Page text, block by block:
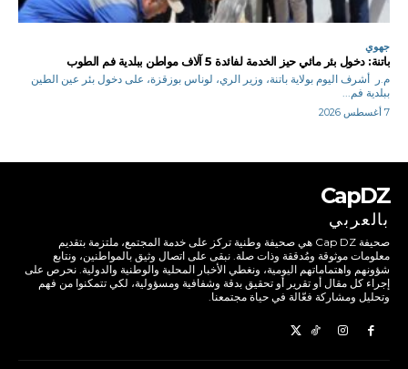
جهوي
باتنة: دخول بئر مائي حيز الخدمة لفائدة 5 آلاف مواطن ببلدية فم الطوب
م.ر أشرف اليوم بولاية باتنة، وزير الري، لوناس بوزقزة، على دخول بئر عين الطين
ببلدية فم...
7 أغسطس 2026
CapDZ
بالعربي
صحيفة Cap DZ هي صحيفة وطنية تركز على خدمة المجتمع، ملتزمة بتقديم
معلومات موثوقة ومُدققة وذات صلة. نبقى على اتصال وثيق بالمواطنين، ونتابع
شؤونهم واهتماماتهم اليومية، ونغطي الأخبار المحلية والوطنية والدولية. نحرص على
إجراء كل مقال أو تقرير أو تحقيق بدقة وشفافية ومسؤولية، لكي تتمكنوا من فهم
وتحليل ومشاركة فعّالة في حياة مجتمعنا.